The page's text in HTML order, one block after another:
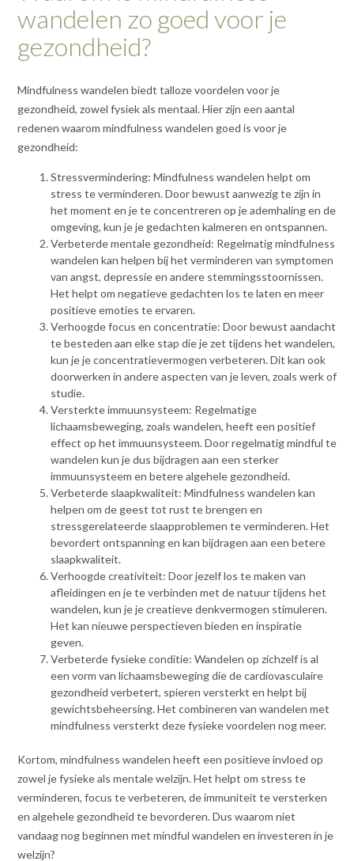
wandelen zo goed voor je
gezondheid?
Mindfulness wandelen biedt talloze voordelen voor je
gezondheid, zowel fysiek als mentaal. Hier zijn een aantal
redenen waarom mindfulness wandelen goed is voor je
gezondheid:
Stressvermindering: Mindfulness wandelen helpt om
stress te verminderen. Door bewust aanwezig te zijn in
het moment en je te concentreren op je ademhaling en de
omgeving, kun je je gedachten kalmeren en ontspannen.
Verbeterde mentale gezondheid: Regelmatig mindfulness
wandelen kan helpen bij het verminderen van symptomen
van angst, depressie en andere stemmingsstoornissen.
Het helpt om negatieve gedachten los te laten en meer
positieve emoties te ervaren.
Verhoogde focus en concentratie: Door bewust aandacht
te besteden aan elke stap die je zet tijdens het wandelen,
kun je je concentratievermogen verbeteren. Dit kan ook
doorwerken in andere aspecten van je leven, zoals werk of
studie.
Versterkte immuunsysteem: Regelmatige
lichaamsbeweging, zoals wandelen, heeft een positief
effect op het immuunsysteem. Door regelmatig mindful te
wandelen kun je dus bijdragen aan een sterker
immuunsysteem en betere algehele gezondheid.
Verbeterde slaapkwaliteit: Mindfulness wandelen kan
helpen om de geest tot rust te brengen en
stressgerelateerde slaapproblemen te verminderen. Het
bevordert ontspanning en kan bijdragen aan een betere
slaapkwaliteit.
Verhoogde creativiteit: Door jezelf los te maken van
afleidingen en je te verbinden met de natuur tijdens het
wandelen, kun je je creatieve denkvermogen stimuleren.
Het kan nieuwe perspectieven bieden en inspiratie
geven.
Verbeterde fysieke conditie: Wandelen op zichzelf is al
een vorm van lichaamsbeweging die de cardiovasculaire
gezondheid verbetert, spieren versterkt en helpt bij
gewichtsbeheersing. Het combineren van wandelen met
mindfulness versterkt deze fysieke voordelen nog meer.
Kortom, mindfulness wandelen heeft een positieve invloed op
zowel je fysieke als mentale welzijn. Het helpt om stress te
verminderen, focus te verbeteren, de immuniteit te versterken
en algehele gezondheid te bevorderen. Dus waarom niet
vandaag nog beginnen met mindful wandelen en investeren in je
welzijn?